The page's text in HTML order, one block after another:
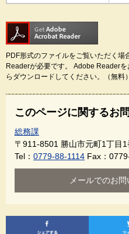
PDF形式のファイルをご覧いただく
Readerが必要です。
Adobe Readerを
らダウンロードしてください。（無料）
このページに関するお
総務課
〒911-8501 勝山市元町1丁目
Tel： 0779-88-1114 Fax：
メールでのお